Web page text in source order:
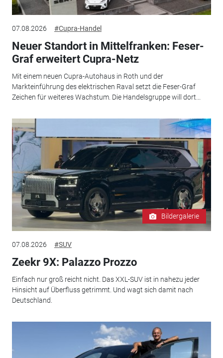
07.08.2026 #Cupra-Handel
Neuer Standort in Mittelfranken: Feser-
Graf erweitert Cupra-Netz
Mit einem neuen Cupra-Autohaus in Roth und der
Markteinführung des elektrischen Raval setzt die Feser-Graf
Zeichen für weiteres Wachstum. Die Handelsgruppe will dort...
Bildergalerie
07.08.2026 #SUV
Zeekr 9X: Palazzo Prozzo
Einfach nur groß reicht nicht. Das XXL-SUV ist in nahezu jeder
Hinsicht auf Überfluss getrimmt. Und wagt sich damit nach
Deutschland.